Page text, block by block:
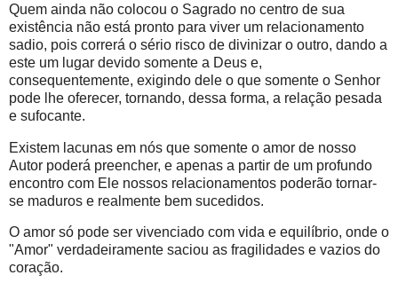
Quem ainda não colocou o Sagrado no centro de sua
existência não está pronto para viver um relacionamento
sadio, pois correrá o sério risco de divinizar o outro, dando a
este um lugar devido somente a Deus e,
consequentemente, exigindo dele o que somente o Senhor
pode lhe oferecer, tornando, dessa forma, a relação pesada
e sufocante.
Existem lacunas em nós que somente o amor de nosso
Autor poderá preencher, e apenas a partir de um profundo
encontro com Ele nossos relacionamentos poderão tornar-
se maduros e realmente bem sucedidos.
O amor só pode ser vivenciado com vida e equilíbrio, onde o
"Amor" verdadeiramente saciou as fragilidades e vazios do
coração.